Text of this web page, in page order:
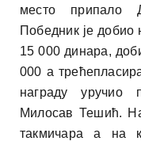
место припало
Победник је добио
15 000 динара,
000 а
награду уручио
Милосав Тешић.
такмичара а на